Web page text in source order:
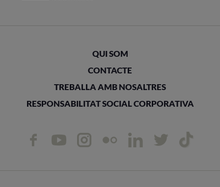
QUI SOM
CONTACTE
TREBALLA AMB NOSALTRES
RESPONSABILITAT SOCIAL CORPORATIVA